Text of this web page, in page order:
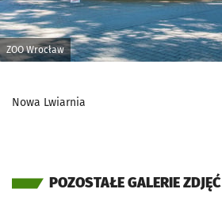
ZOO Wrocław
Nowa Lwiarnia
POZOSTAŁE GALERIE ZDJĘĆ